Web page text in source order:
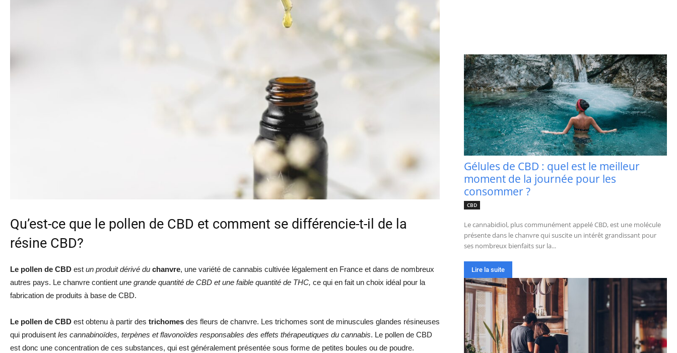
Qu’est-ce que le pollen de CBD et comment se différencie-t-il de la
résine CBD?
Le pollen de CBD est un produit dérivé du chanvre, une variété de cannabis cultivée légalement en France et dans de nombreux
autres pays. Le chanvre contient une grande quantité de CBD et une faible quantité de THC, ce qui en fait un choix idéal pour la
fabrication de produits à base de CBD.
Le pollen de CBD est obtenu à partir des trichomes des fleurs de chanvre. Les trichomes sont de minuscules glandes résineuses
qui produisent les cannabinoïdes, terpènes et flavonoïdes responsables des effets thérapeutiques du cannabis. Le pollen de CBD
est donc une concentration de ces substances, qui est généralement présentée sous forme de petites boules ou de poudre.
Gélules de CBD : quel est le meilleur
moment de la journée pour les
consommer ?
CBD
Le cannabidiol, plus communément appelé CBD, est une molécule
présente dans le chanvre qui suscite un intérêt grandissant pour
ses nombreux bienfaits sur la...
Lire la suite